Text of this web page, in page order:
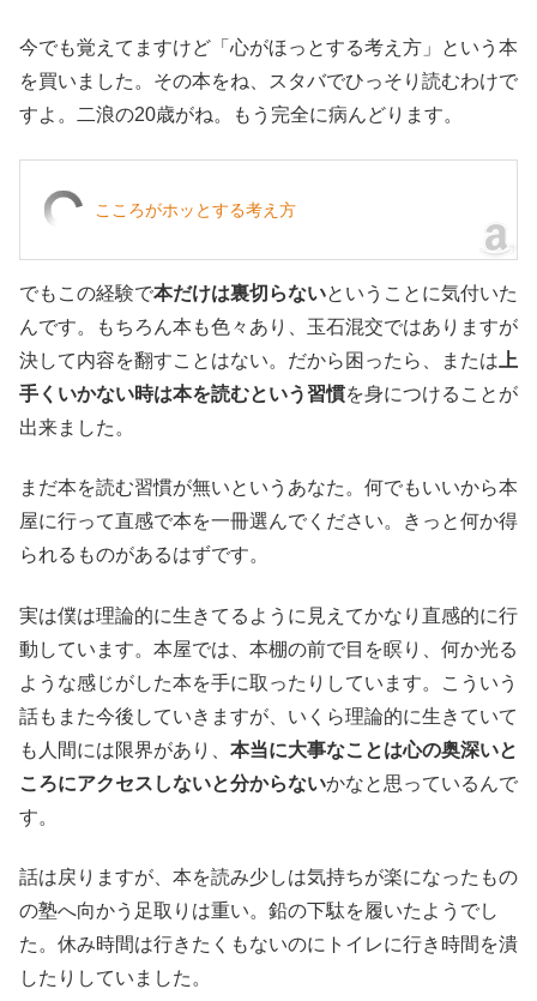
今でも覚えてますけど「心がほっとする考え方」という本
を買いました。その本をね、スタバでひっそり読むわけで
すよ。二浪の20歳がね。もう完全に病んどります。
こころがホッとする考え方
でもこの経験で本だけは裏切らないということに気付いた
んです。もちろん本も色々あり、玉石混交ではありますが
決して内容を翻すことはない。だから困ったら、または 上
手くいかない時は本を読むという習慣を身につけることが
出来ました。
まだ本を読む習慣が無いというあなた。何でもいいから本
屋に行って直感で本を一冊選んでください。きっと何か得
られるものがあるはずです。
実は僕は理論的に生きてるように見えてかなり直感的に行
動しています。本屋では、本棚の前で目を瞑り、何か光る
ような感じがした本を手に取ったりしています。こういう
話もまた今後していきますが、いくら理論的に生きていて
も人間には限界があり、 本当に大事なことは心の奥深いと
ころにアクセスしないと分からないかなと思っているんで
す。
話は戻りますが、本を読み少しは気持ちが楽になったもの
の塾へ向かう足取りは重い。鉛の下駄を履いたようでし
た。休み時間は行きたくもないのにトイレに行き時間を潰
したりしていました。